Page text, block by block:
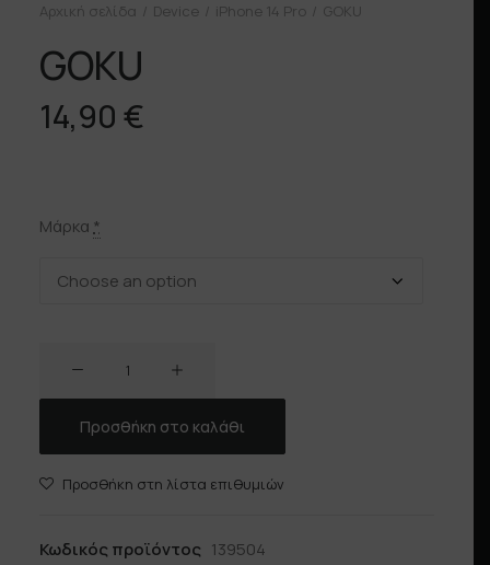
Αρχική σελίδα Device iPhone 14 Pro GOKU
GOKU
14,90 €
Μάρκα *
Προσθήκη στο καλάθι
Προσθήκη στη λίστα επιθυμιών
Κωδικός προϊόντος 139504